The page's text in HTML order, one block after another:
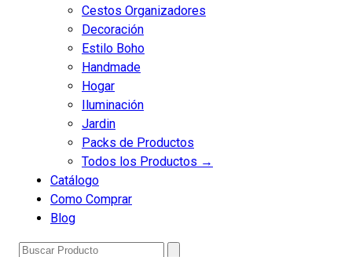
Cestos Organizadores
Decoración
Estilo Boho
Handmade
Hogar
Iluminación
Jardin
Packs de Productos
Todos los Productos →
Catálogo
Como Comprar
Blog
Buscar